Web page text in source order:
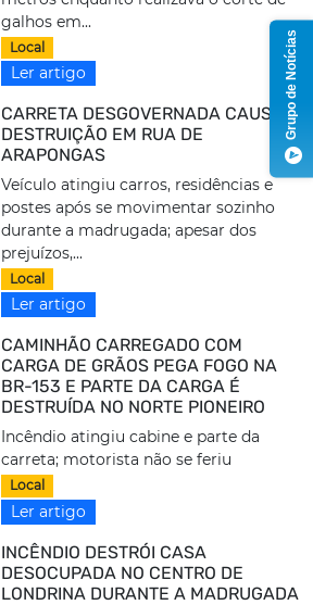
galhos em...
Local
Ler artigo
CARRETA DESGOVERNADA CAUSA
DESTRUIÇÃO EM RUA DE
ARAPONGAS
Veículo atingiu carros, residências e
postes após se movimentar sozinho
durante a madrugada; apesar dos
prejuízos,...
Local
Ler artigo
CAMINHÃO CARREGADO COM
CARGA DE GRÃOS PEGA FOGO NA
BR-153 E PARTE DA CARGA É
DESTRUÍDA NO NORTE PIONEIRO
Incêndio atingiu cabine e parte da
carreta; motorista não se feriu
Local
Ler artigo
INCÊNDIO DESTRÓI CASA
DESOCUPADA NO CENTRO DE
LONDRINA DURANTE A MADRUGADA
Grupo de Notícias